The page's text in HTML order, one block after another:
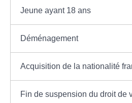
Jeune ayant 18 ans
Déménagement
Acquisition de la nationalité
Fin de suspension du droit de